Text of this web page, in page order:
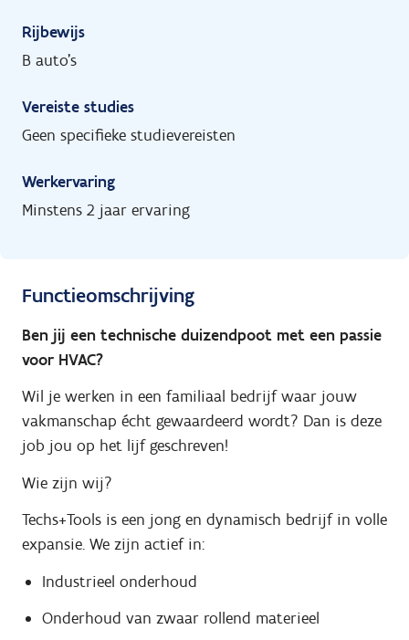
Rijbewijs
B auto's
Vereiste studies
Geen specifieke studievereisten
Werkervaring
Minstens 2 jaar ervaring
Functieomschrijving
Ben jij een technische duizendpoot met een passie
voor HVAC?
Wil je werken in een familiaal bedrijf waar jouw
vakmanschap écht gewaardeerd wordt? Dan is deze
job jou op het lijf geschreven!
Wie zijn wij?
Techs+Tools is een jong en dynamisch bedrijf in volle
expansie. We zijn actief in:
Industrieel onderhoud
Onderhoud van zwaar rollend materieel